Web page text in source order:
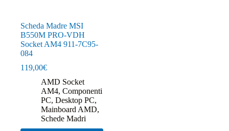
Scheda Madre MSI
B550M PRO-VDH
Socket AM4 911-7C95-
084
119,00€
AMD Socket
AM4, Componenti
PC, Desktop PC,
Mainboard AMD,
Schede Madri